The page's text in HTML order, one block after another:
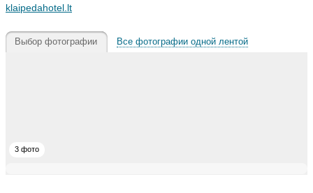
klaipedahotel.lt
Выбор фотографии Все фотографии одной лентой
3 фото